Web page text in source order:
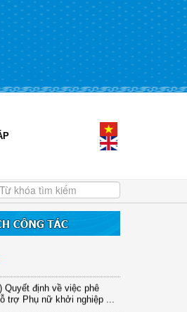
trào phụ nữ 6 tháng đầu năm 2026
nghệ và đổi mới ...
Kế hoạch thực hiện Quyết
Quyết định phê duyệt
tiêu quốc gia xây dựng
hoạch thực hiện Nghị
Quyết định về việc phê
trợ Phụ nữ khởi nghiệp ...